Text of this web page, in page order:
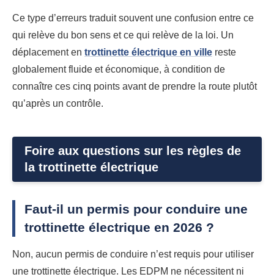
Ce type d’erreurs traduit souvent une confusion entre ce
qui relève du bon sens et ce qui relève de la loi. Un
déplacement en trottinette électrique en ville reste
globalement fluide et économique, à condition de
connaître ces cinq points avant de prendre la route plutôt
qu’après un contrôle.
Foire aux questions sur les règles de
la trottinette électrique
Faut-il un permis pour conduire une
trottinette électrique en 2026 ?
Non, aucun permis de conduire n’est requis pour utiliser
une trottinette électrique. Les EDPM ne nécessitent ni